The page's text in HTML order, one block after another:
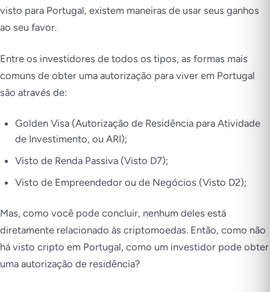
visto para Portugal, existem maneiras de usar seus ganhos
ao seu favor.
Entre os investidores de todos os tipos, as formas mais
comuns de obter uma autorização para viver em Portugal
são através de:
Golden Visa (Autorização de Residência para Atividade
de Investimento, ou ARI);
Visto de Renda Passiva (Visto D7);
Visto de Empreendedor ou de Negócios (Visto D2);
Mas, como você pode concluir, nenhum deles está
diretamente relacionado às criptomoedas. Então, como não
há visto cripto em Portugal, como um investidor pode obter
uma autorização de residência?